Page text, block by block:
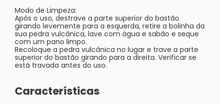
Modo de Limpeza:
Após o uso, destrave a parte superior do bastão
girando levemente para a esquerda, retire a bolinha da
sua pedra vulcânica, lave com água e sabão e seque
com um pano limpo.
Recoloque a pedra vulcânica no lugar e trave a parte
superior do bastão girando para a direita. Verificar se
está travada antes do uso.
Características